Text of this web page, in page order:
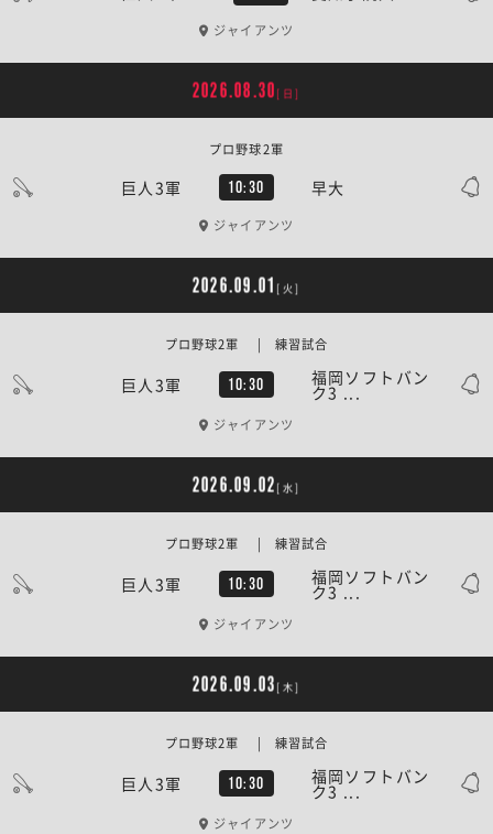
ジャイアンツ
2026.08.30 [日]
巨人3軍 10:30 早大
プロ野球2軍
ジャイアンツ
2026.09.01 [火]
巨人3軍 10:30 福岡ソフトバン
ク3 ...
プロ野球2軍 | 練習試合
ジャイアンツ
2026.09.02 [水]
巨人3軍 10:30 福岡ソフトバン
ク3 ...
プロ野球2軍 | 練習試合
ジャイアンツ
2026.09.03 [木]
巨人3軍 10:30 福岡ソフトバン
ク3 ...
プロ野球2軍 | 練習試合
ジャイアンツ